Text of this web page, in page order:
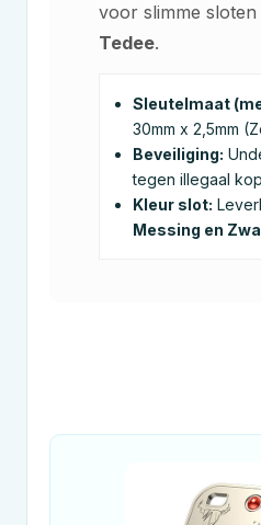
voor slimme sloten
Tedee.
Sleutelmaat
30mm x 2,5mm
Beveiliging:
tegen illegaal
Kleur slot:
Messing en